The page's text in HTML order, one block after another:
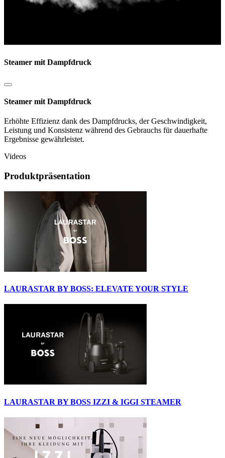
Steamer mit Dampfdruck
Steamer mit Dampfdruck
Erhöhte Effizienz dank des Dampfdrucks, der Geschwindigkeit,
Leistung und Konsistenz während des Gebrauchs für dauerhafte
Ergebnisse gewährleistet.
Videos
Produktpräsentation
LAURASTAR BY BOSS: ELEVATE YOUR STYLE
LAURASTAR BY BOSS IZZI & IGGI STEAMER